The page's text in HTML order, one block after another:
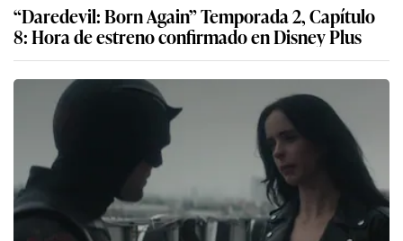
“Daredevil: Born Again” Temporada 2, Capítulo
8: Hora de estreno confirmado en Disney Plus